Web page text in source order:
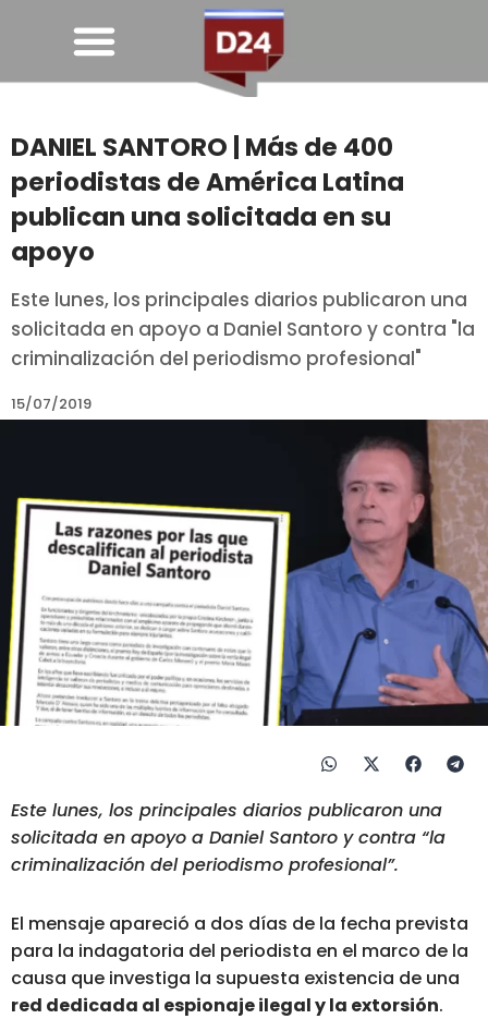
DANIEL SANTORO | Más de 400
periodistas de América Latina
publican una solicitada en su
apoyo
Este lunes, los principales diarios publicaron una
solicitada en apoyo a Daniel Santoro y contra "la
criminalización del periodismo profesional"
15/07/2019
Este lunes, los principales diarios publicaron una
solicitada en apoyo a Daniel Santoro y contra “la
criminalización del periodismo profesional”.
El mensaje apareció a dos días de la fecha prevista
para la indagatoria del periodista en el marco de la
causa que investiga la supuesta existencia de una
red dedicada al espionaje ilegal y la extorsión.